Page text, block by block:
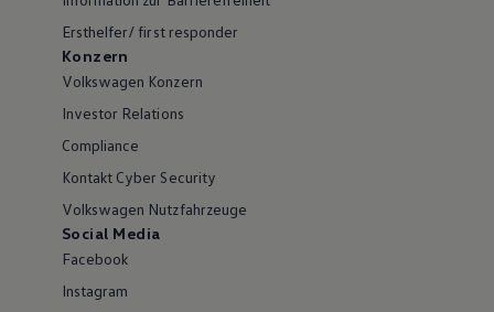
Ersthelfer/ first responder
Konzern
Volkswagen Konzern
Investor Relations
Compliance
Kontakt Cyber Security
Volkswagen Nutzfahrzeuge
Social Media
Facebook
Instagram